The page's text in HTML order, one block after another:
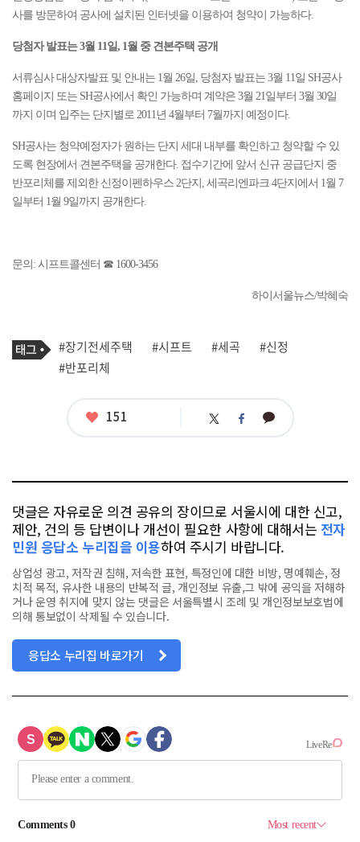
사를 방문하여 공사에 설치된 인터넷을 이용하여 청약이 가능하다.
당첨자 발표는 3월 11일, 1월 중 견본주택 공개
서류심사 대상자발표 및 안내는 1월 26일, 당첨자 발표는 3월 11일 SH공사
홈페이지 또는 SH공사에서 확인 가능하며 계약은 3월 21일부터 3월 30일
까지 이며 입주는 단지별로 2011년 4월부터 7월까지 예정이다.
SH공사는 청약예정자가 원하는 단지 세대 내부를 확인하고 청약할 수 있
도록 현장에서 견본주택을 공개한다. 접수기간에 앞서 신규 공급단지 중
반포리체를 제외한 신정이펜하우스 2단지, 세곡리엔파크 4단지에서 1월 7
일부터 1월 9일까지 공개한다.
문의: 시프트콜센터 ☎ 1600-3456
하이서울뉴스/박혜숙
기
사
관
련
태
그
#장기전세주택 #시프트 #세곡
#신정
#반포리체
좋
151 트 페 카
댓글은 자유로운 의견 공유의 장이므로 서울시에 대한 신고,
제안, 건의 등 답변이나 개선이 필요한 사항에 대해서는 전자
민원 응답소 누리집을 이용하여 주시기 바랍니다.
상업성 광고, 저작권 침해, 저속한 표현, 특정인에 대한 비방, 명예훼손, 정
치적 목적, 유사한 내용의 반복적 글, 개인정보 유출,그 밖에 공익을 저해하
거나 운영 취지에 맞지 않는 댓글은 서울특별시 조례 및 개인정보보호법에
의해 통보없이 삭제될 수 있습니다.
응답소 누리집 바로가기